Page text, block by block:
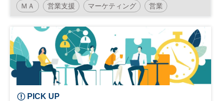
ＭＡ 営業支援 マーケティング 営業
Sales Tech ビジネスチャット インサイドセールス
PICK UP